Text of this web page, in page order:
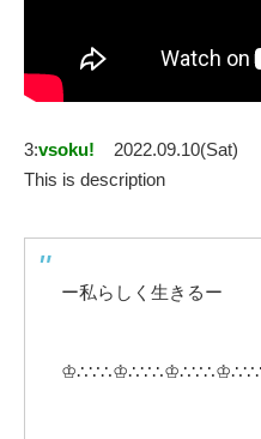
3:vsoku!
2022.09.10(Sat)
This is description
ー私らしく生きるー